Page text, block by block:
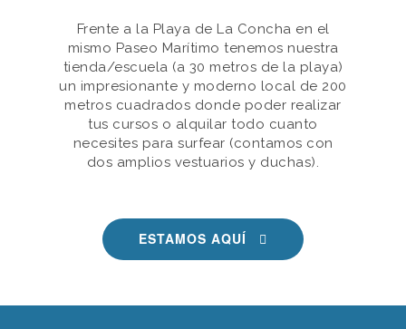
Frente a la Playa de La Concha en el
mismo Paseo Marítimo tenemos nuestra
tienda/escuela (a 30 metros de la playa)
un impresionante y moderno local de 200
metros cuadrados donde poder realizar
tus cursos o alquilar todo cuanto
necesites para surfear (contamos con
dos amplios vestuarios y duchas).
ESTAMOS AQUÍ